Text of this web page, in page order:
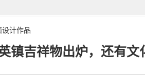
设计作品
镇吉祥物出炉，还有